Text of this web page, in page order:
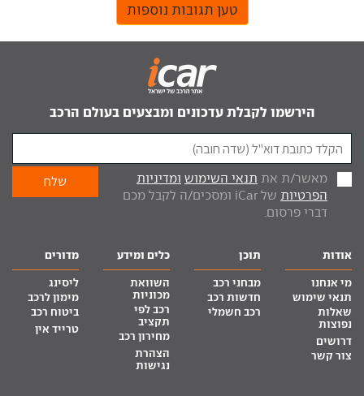
טען תגובות נוספות
הירשמו לקבלת עדכונים ומבצעים בעולם הרכב
מאשר/ת את תנאי השימוש ומדיניות
הפרטיות
של iCar ומסכים/ה לקבל מכם
דברי פרסום.
אודות
מי אנחנו
תנאי שימוש
שאלות
נפוצות
דרושים
צור קשר
תוכן
מבחני רכב
חדשות רכב
רכב חשמלי
כלים ומידע
השוואת
מכוניות
רכב לפי
תקציב
מחירון רכב
הצהרת
נגישות
מדורים
ליסינג
מימון לרכב
ביטוח רכב
טרייד אין